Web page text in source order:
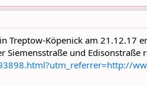
Treptow-Köpenick am
Siemensstraße und Edisonstraße